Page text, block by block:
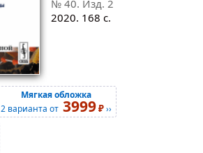
№ 40. Изд. 2
2020. 168 с.
Мягкая обложка
2 варианта от 3999₽››